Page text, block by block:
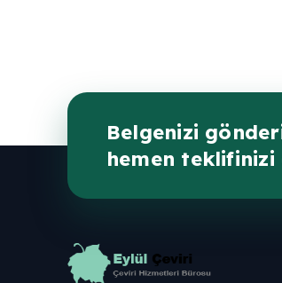
Belgenizi
hemen teklifinizi